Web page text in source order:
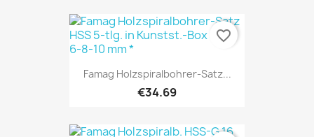
Famag Holzspiralbohrer-Satz...
€34.69
favorite_border